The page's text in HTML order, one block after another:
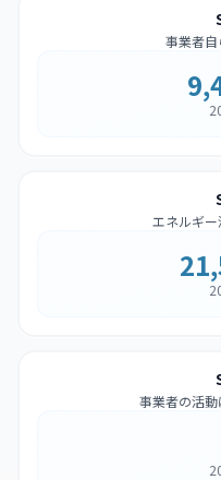
事業者
エネルギ
事業者の活